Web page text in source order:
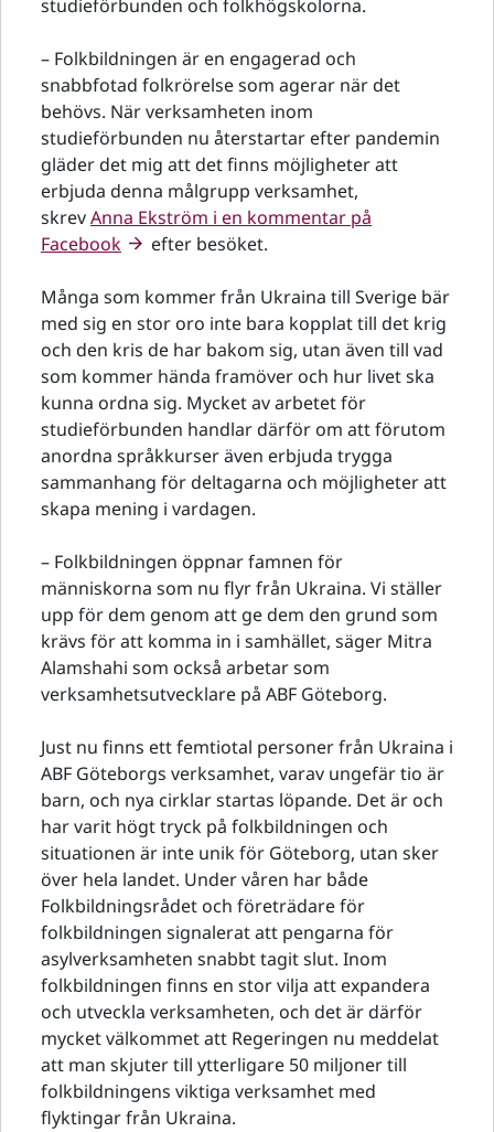
studieförbunden och folkhögskolorna.
­– Folkbildningen är en engagerad och
snabbfotad folkrörelse som agerar när det
behövs. När verksamheten inom
studieförbunden nu återstartar efter pandemin
gläder det mig att det finns möjligheter att
erbjuda denna målgrupp verksamhet,
skrevAnna Ekström i en kommentar på
Facebook
efter besöket.
Många som kommer från Ukraina till Sverige bär
med sig en stor oro inte bara kopplat till det krig
och den kris de har bakom sig, utan även till vad
som kommer hända framöver och hur livet ska
kunna ordna sig. Mycket av arbetet för
studieförbunden handlar därför om att förutom
anordna språkkurser även erbjuda trygga
sammanhang för deltagarna och möjligheter att
skapa mening i vardagen.
– Folkbildningen öppnar famnen för
människorna som nu flyr från Ukraina. Vi ställer
upp för dem genom att ge dem den grund som
krävs för att komma in i samhället, säger Mitra
Alamshahi som också arbetar som
verksamhetsutvecklare på ABF Göteborg.
Just nu finns ett femtiotal personer från Ukraina i
ABF Göteborgs verksamhet, varav ungefär tio är
barn, och nya cirklar startas löpande. Det är och
har varit högt tryck på folkbildningen och
situationen är inte unik för Göteborg, utan sker
över hela landet. Under våren har både
Folkbildningsrådet och företrädare för
folkbildningen signalerat att pengarna för
asylverksamheten snabbt tagit slut. Inom
folkbildningen finns en stor vilja att expandera
och utveckla verksamheten, och det är därför
mycket välkommet att Regeringen nu meddelat
att man skjuter till ytterligare 50 miljoner till
folkbildningens viktiga verksamhet med
flyktingar från Ukraina.